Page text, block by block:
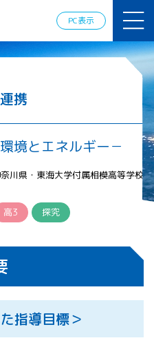
PC表示
ロスペース
報の発
宙を活用
した教育実
践例
験的学
機会の
供（国
）
（ア
ア太平洋
域宇宙機
会議）宇
教育 for
分科会
宇宙
携
境とエネルギー－
川県・東海大学付属相模高等学校
高3 探究
指導目標＞